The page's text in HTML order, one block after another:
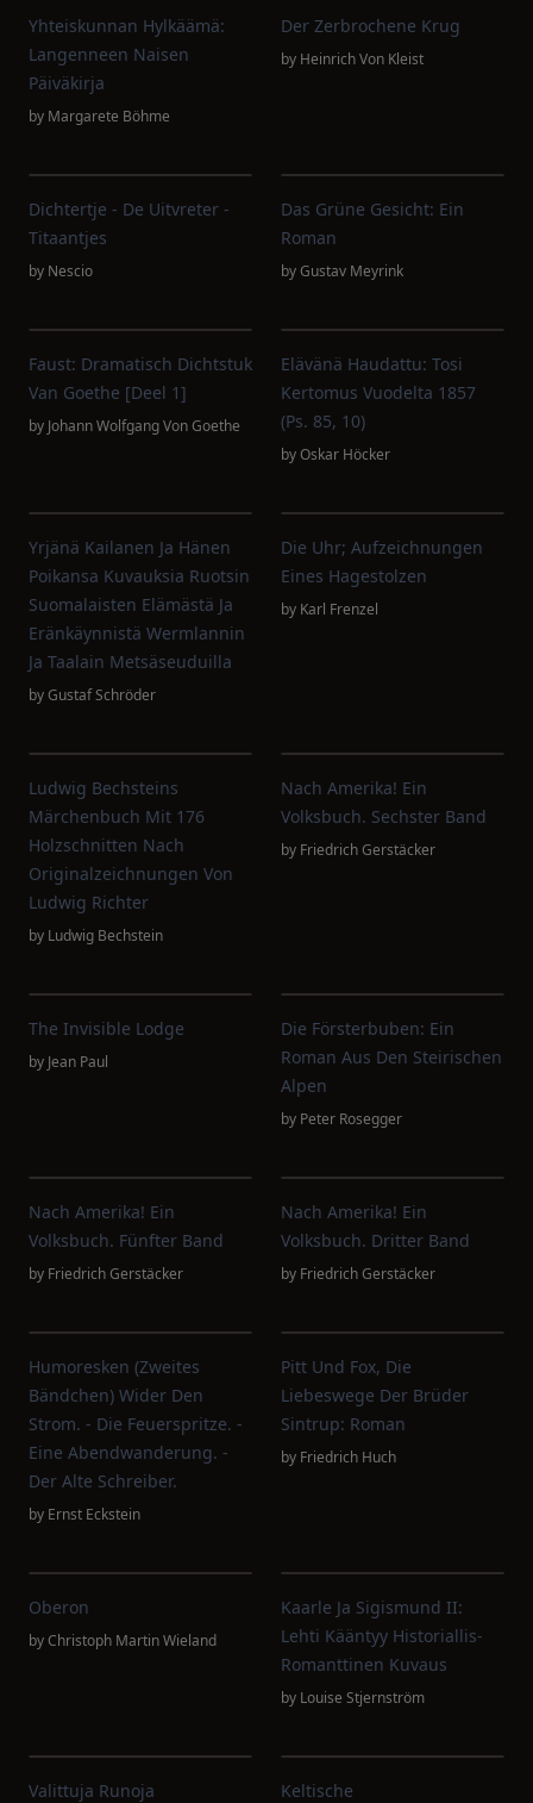
Yhteiskunnan Hylkäämä:
Langenneen Naisen
Päiväkirja
by Margarete Böhme
Der Zerbrochene Krug
by Heinrich Von Kleist
Dichtertje - De Uitvreter -
Titaantjes
by Nescio
Das Grüne Gesicht: Ein
Roman
byGustav Meyrink
Faust: Dramatisch Dichtstuk
Van Goethe [deel 1]
by Johann Wolfgang Von Goethe
Elävänä Haudattu: Tosi
Kertomus Vuodelta 1857
(Ps. 85, 10)
byOskar Höcker
Yrjänä Kailanen Ja Hänen
Poikansa Kuvauksia Ruotsin
Suomalaisten Elämästä Ja
Eränkäynnistä Wermlannin
Ja Taalain Metsäseuduilla
byGustaf Schröder
Die Uhr; Aufzeichnungen
Eines Hagestolzen
by Karl Frenzel
Ludwig Bechsteins
Märchenbuch Mit 176
Holzschnitten Nach
Originalzeichnungen Von
Ludwig Richter
by Ludwig Bechstein
Nach Amerika! Ein
Volksbuch. Sechster Band
by Friedrich Gerstäcker
The Invisible Lodge
by Jean Paul
Die Försterbuben: Ein
Roman Aus Den Steirischen
Alpen
by Peter Rosegger
Nach Amerika! Ein
Volksbuch. Fünfter Band
by Friedrich Gerstäcker
Nach Amerika! Ein
Volksbuch. Dritter Band
by Friedrich Gerstäcker
Humoresken (Zweites
Bändchen) Wider Den
Strom. - Die Feuerspritze. -
Eine Abendwanderung. -
Der Alte Schreiber.
by Ernst Eckstein
Pitt Und Fox, Die
Liebeswege Der Brüder
Sintrup: Roman
by Friedrich Huch
Oberon
byChristoph Martin Wieland
Kaarle Ja Sigismund II:
Lehti Kääntyy Historiallis-
Romanttinen Kuvaus
by Louise Stjernström
Valittuja Runoja
Keltische